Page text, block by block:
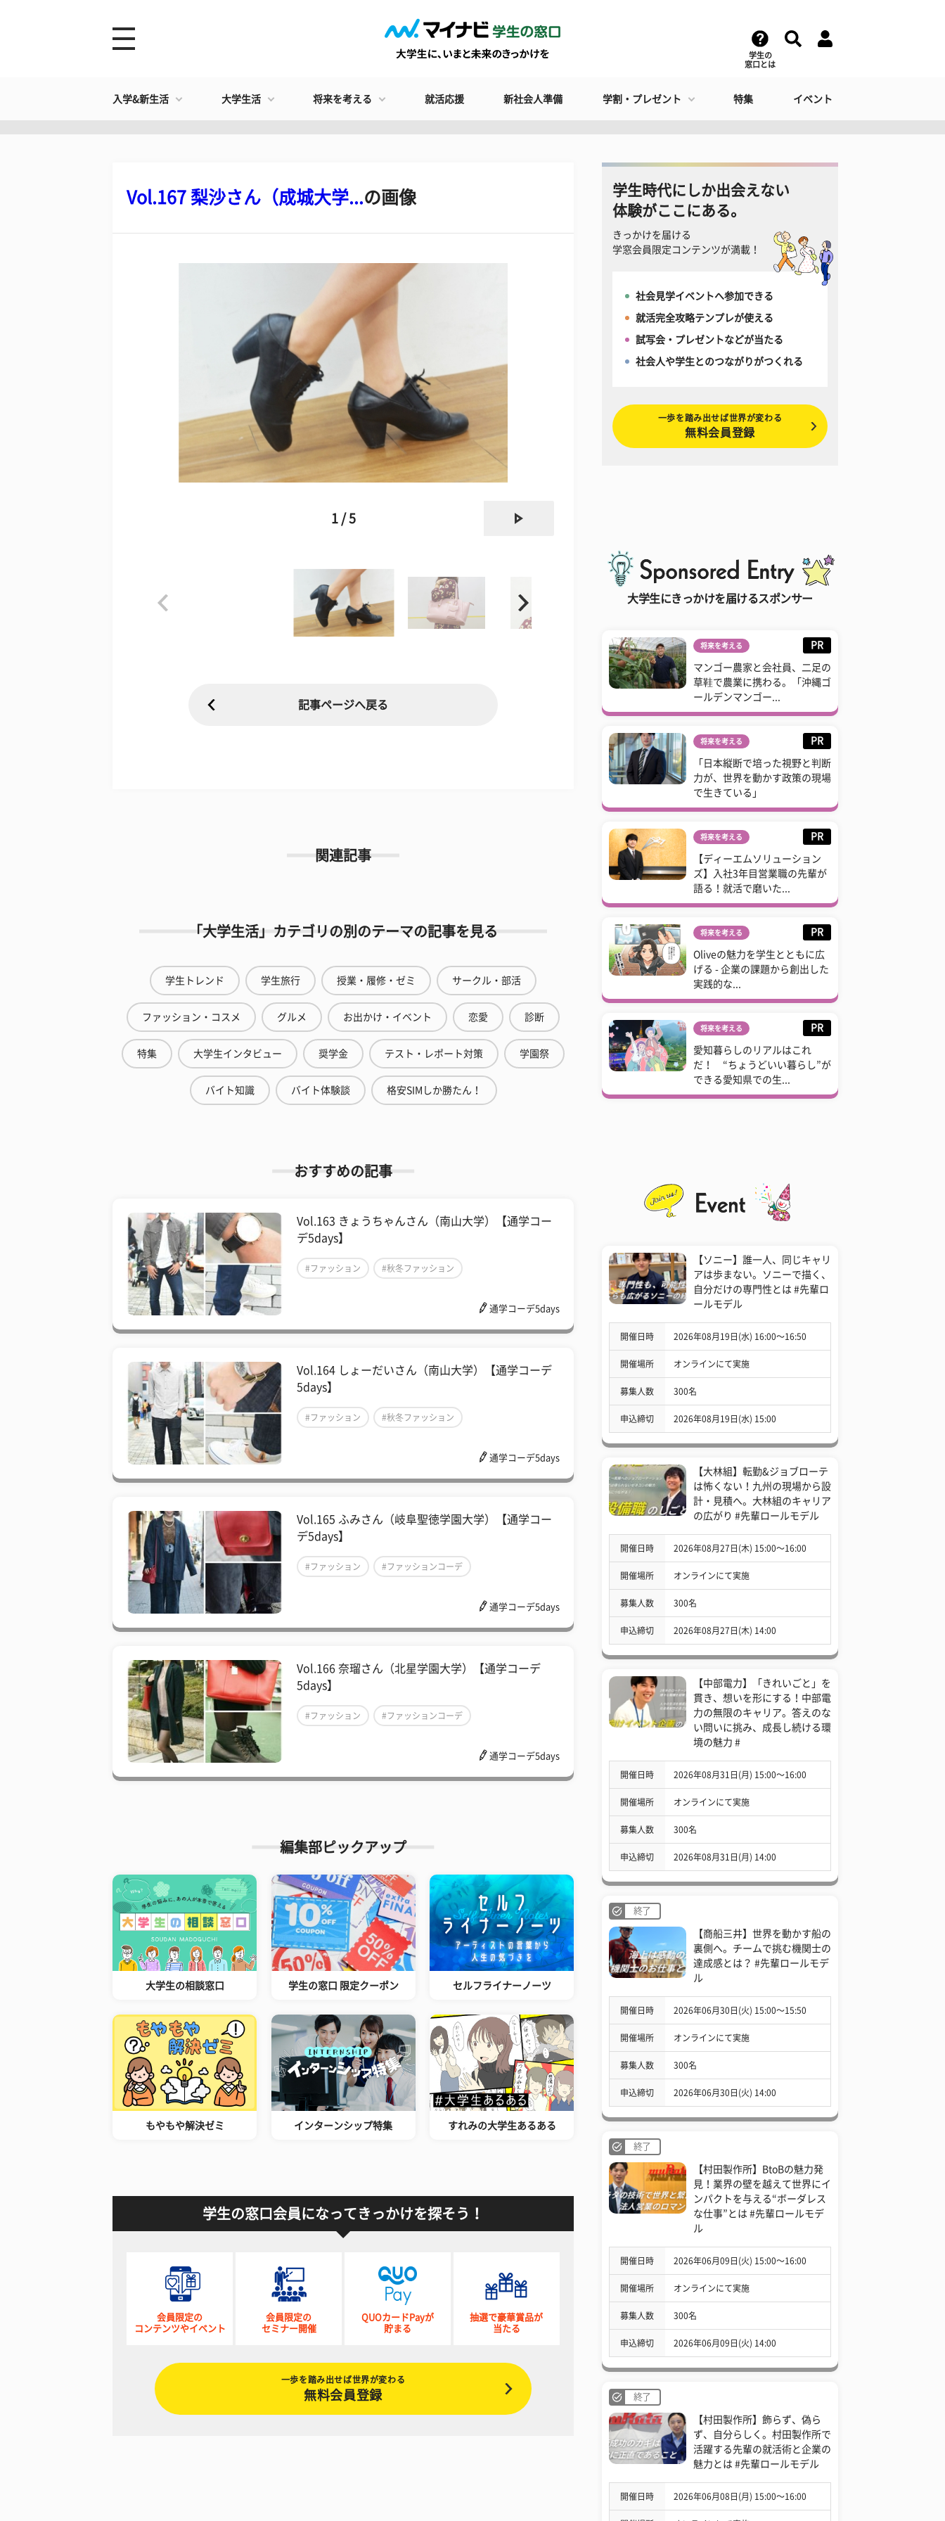
学生の
窓口とは
入学&新生活 大学生活 将来を考える 就活応援 新社会人準備 学割・プレゼント 特集 イベント
Vol.167 梨沙さん（成城大学...の画像
1 / 5
記事ページへ戻る
関連記事
「大学生活」カテゴリの別のテーマの記事を見る
学生トレンド 学生旅行 授業・履修・ゼミ サークル・部活
ファッション・コスメ グルメ お出かけ・イベント 恋愛 診断
特集 大学生インタビュー 奨学金 テスト・レポート対策 学園祭
バイト知識 バイト体験談 格安SIMしか勝たん！
おすすめの記事
Vol.163 きょうちゃんさん（南山大学）【通学コー
デ5days】
#ファッション #秋冬ファッション
通学コーデ5days
Vol.164 しょーだいさん（南山大学）【通学コーデ
5days】
#ファッション #秋冬ファッション
通学コーデ5days
Vol.165 ふみさん（岐阜聖徳学園大学）【通学コー
デ5days】
#ファッション #ファッションコーデ
通学コーデ5days
Vol.166 奈瑠さん（北星学園大学）【通学コーデ
5days】
#ファッション #ファッションコーデ
通学コーデ5days
編集部ピックアップ
大学生の相談窓口 学生の窓口 限定クーポン セルフライナーノーツ
もやもや解決ゼミ インターンシップ特集 すれみの大学生あるある
学生の窓口会員になってきっかけを探そう！
会員限定の
コンテンツやイベント
会員限定の
セミナー開催
QUOカードPayが
貯まる
抽選で豪華賞品が
当たる
一歩を踏み出せば世界が変わる
無料会員登録
学生時代にしか出会えない
体験がここにある。
きっかけを届ける
学窓会員限定コンテンツが満載！
社会見学イベントへ参加できる
就活完全攻略テンプレが使える
試写会・プレゼントなどが当たる
社会人や学生とのつながりがつくれる
一歩を踏み出せば世界が変わる
無料会員登録
大学生にきっかけを届けるスポンサー
将来を考える PR
マンゴー農家と会社員、二足の
草鞋で農業に携わる。「沖縄ゴ
ールデンマンゴー...
将来を考える PR
「日本縦断で培った視野と判断
力が、世界を動かす政策の現場
で生きている」
将来を考える PR
【ディーエムソリューション
ズ】入社3年目営業職の先輩が
語る！就活で磨いた...
将来を考える PR
Oliveの魅力を学生とともに広
げる - 企業の課題から創出した
実践的な...
将来を考える PR
愛知暮らしのリアルはこれ
だ！ “ちょうどいい暮らし”が
できる愛知県での生...
【ソニー】誰一人、同じキャリ
アは歩まない。ソニーで描く、
自分だけの専門性とは #先輩ロ
ールモデル
開催日時 2026年08月19日(水) 16:00〜16:50
開催場所 オンラインにて実施
募集人数 300名
申込締切 2026年08月19日(水) 15:00
【大林組】転勤&ジョブローテ
は怖くない！九州の現場から設
計・見積へ。大林組のキャリア
の広がり #先輩ロールモデル
開催日時 2026年08月27日(木) 15:00〜16:00
開催場所 オンラインにて実施
募集人数 300名
申込締切 2026年08月27日(木) 14:00
【中部電力】「きれいごと」を
貫き、想いを形にする！中部電
力の無限のキャリア。答えのな
い問いに挑み、成長し続ける環
境の魅力 #
開催日時 2026年08月31日(月) 15:00〜16:00
開催場所 オンラインにて実施
募集人数 300名
申込締切 2026年08月31日(月) 14:00
終了
【商船三井】世界を動かす船の
裏側へ。チームで挑む機関士の
達成感とは？ #先輩ロールモデ
ル
開催日時 2026年06月30日(火) 15:00〜15:50
開催場所 オンラインにて実施
募集人数 300名
申込締切 2026年06月30日(火) 14:00
終了
【村田製作所】BtoBの魅力発
見！業界の壁を越えて世界にイ
ンパクトを与える“ボーダレス
な仕事”とは #先輩ロールモデ
ル
開催日時 2026年06月09日(火) 15:00〜16:00
開催場所 オンラインにて実施
募集人数 300名
申込締切 2026年06月09日(火) 14:00
終了
【村田製作所】飾らず、偽ら
ず、自分らしく。村田製作所で
活躍する先輩の就活術と企業の
魅力とは #先輩ロールモデル
開催日時 2026年06月08日(月) 15:00〜16:00